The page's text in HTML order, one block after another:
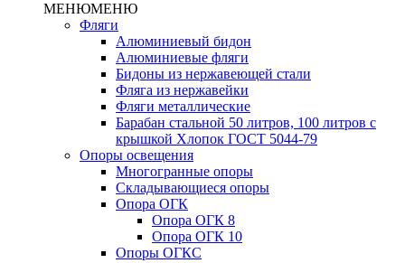
МЕНЮМЕНЮ
Фляги
Алюминиевый бидон
Алюминиевые фляги
Бидоны из нержавеющей стали
Фляга из нержавейки
Фляги металлические
Барабан стальной 50 литров, 100 литров с
крышкой Хлопок ГОСТ 5044-79
Опоры освещения
Многогранные опоры
Складывающиеся опоры
Опора ОГК
Опора ОГК 8
Опора ОГК 10
Опоры ОГКС